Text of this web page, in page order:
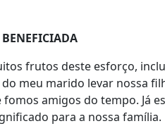
frutos deste esforço,
meu marido levar nossa
fomos amigos do tempo. Já
para a nossa família.